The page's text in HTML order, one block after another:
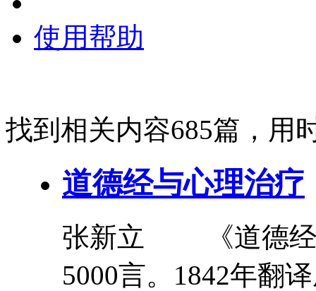
使用帮助
找到相关内容685篇，用
道德经与心理治疗
张新立 《道德经
5000言。1842年翻